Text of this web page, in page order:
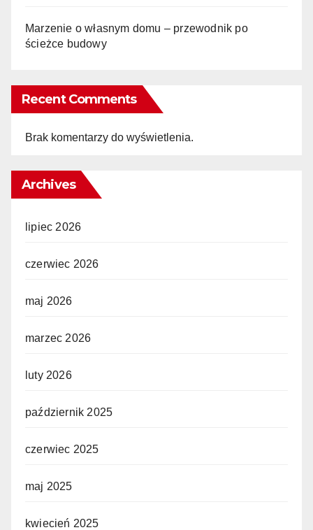
Marzenie o własnym domu – przewodnik po
ścieżce budowy
Recent Comments
Brak komentarzy do wyświetlenia.
Archives
lipiec 2026
czerwiec 2026
maj 2026
marzec 2026
luty 2026
październik 2025
czerwiec 2025
maj 2025
kwiecień 2025